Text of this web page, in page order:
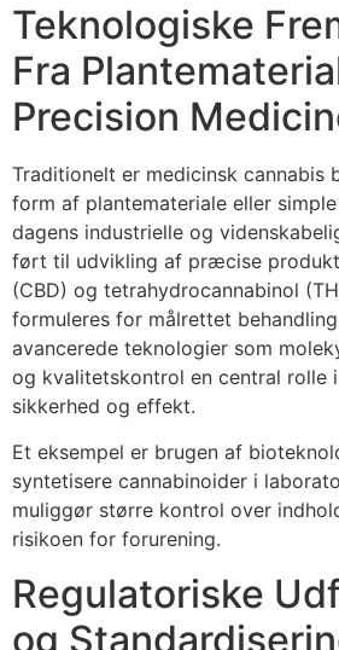
Teknologiske
Fra
Precision
Traditionelt er medicinsk cannabis
form af plantemateriale eller
dagens industrielle og
ført til udvikling af præcise
(CBD) og tetrahydrocannabinol
formuleres for målrettet
avancerede teknologier som
og kvalitetskontrol en central rolle
sikkerhed og effekt.
Et eksempel er brugen af
syntetisere cannabinoider i
muliggør større kontrol over
risikoen for forurening.
Regulatoriske
og